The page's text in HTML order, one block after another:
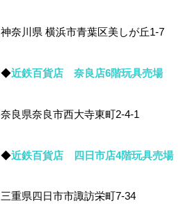
神奈川県 横浜市青葉区美しが丘1-7
◆近鉄百貨店 奈良店6階玩具売場
奈良県奈良市西大寺東町2-4-1
◆近鉄百貨店 四日市店4階玩具売場
三重県四日市市諏訪栄町7-34